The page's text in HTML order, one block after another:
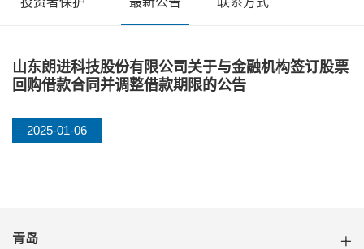
山东朗进科技股份有限公司关于与金融机构签订股票
回购借款合同并调整借款期限的公告
2025-01-06
青岛